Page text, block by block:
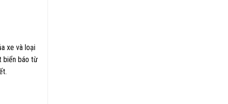
xe và loại
biển báo từ